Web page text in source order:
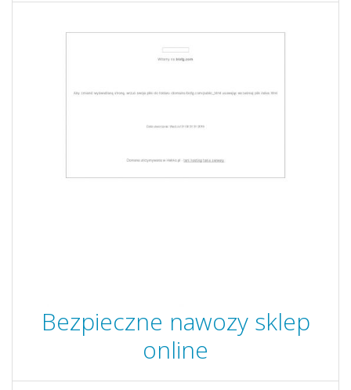
Bezpieczne nawozy sklep
online